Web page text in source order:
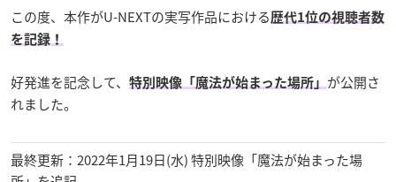
この度、本作がU-NEXTの実写作品における 歴代1位の視聴者数
を記録！
好発進を記念して、 特別映像「魔法が始まった場所」 が公開さ
れました。
最終更新：2022年1月19日(水) 特別映像「魔法が始まった場